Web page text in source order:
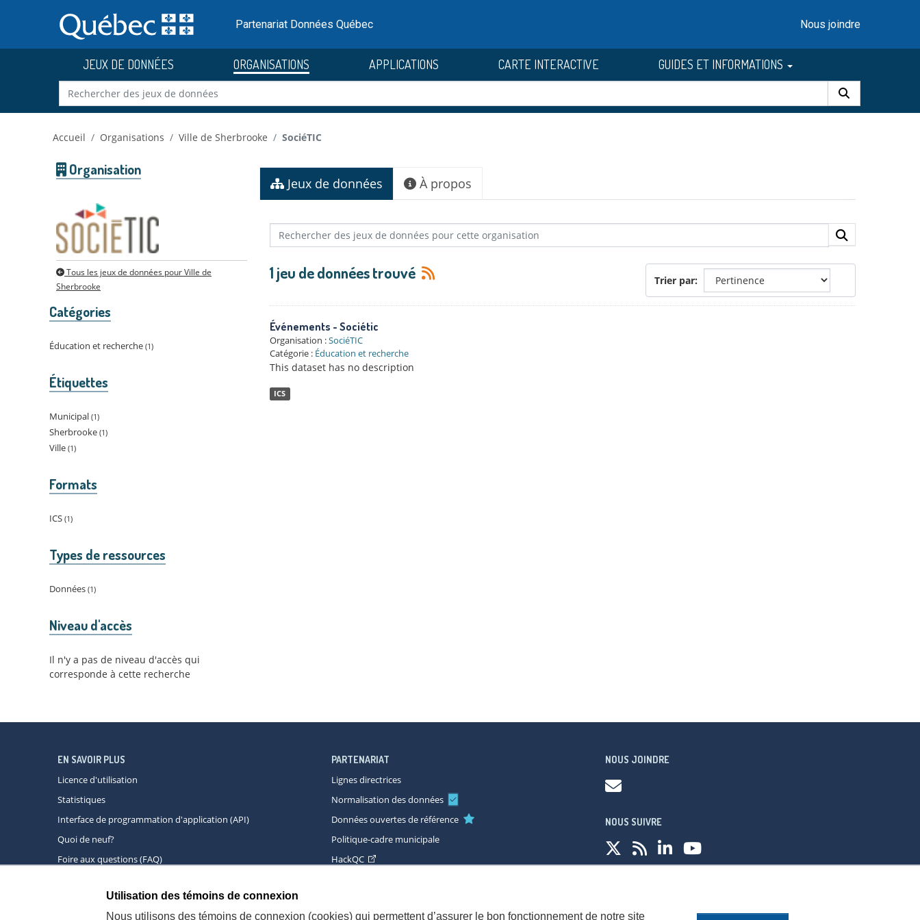
au
contenu
Partenariat Données Québec Nous joindre
JEUX DE DONNÉES ORGANISATIONS APPLICATIONS CARTE INTERACTIVE GUIDES ET INFORMATIONS
Accueil Organisations Ville de Sherbrooke SociéTIC
Organisation
Tous les jeux de données pour Ville de
Sherbrooke
Catégories
Éducation et recherche 1
Étiquettes
Municipal 1
Sherbrooke 1
Ville 1
Formats
ICS 1
Types de ressources
Données 1
Niveau d'accès
Il n'y a pas de niveau d'accès qui
corresponde à cette recherche
Jeux de données À propos
Trier par
1 jeu de données trouvé
Événements - Sociétic
Organisation :SociéTIC
Catégorie : Éducation et recherche
This dataset has no description
ICS
Utilisation des témoins de connexion
Nous utilisons des témoins de connexion (cookies) qui permettent d’assurer le bon fonctionnement de notre site
EN SAVOIR PLUS
Licence d'utilisation
Statistiques
Interface de programmation d'application (API)
Quoi de neuf?
Foire aux questions (FAQ)
PARTENARIAT
Lignes directrices
Normalisation des données
Données ouvertes de référence
Politique-cadre municipale
HackQC
NOUS JOINDRE
NOUS SUIVRE
À propos Accessibilité Plan du site Consignes de sécurité Politique de confidentialité